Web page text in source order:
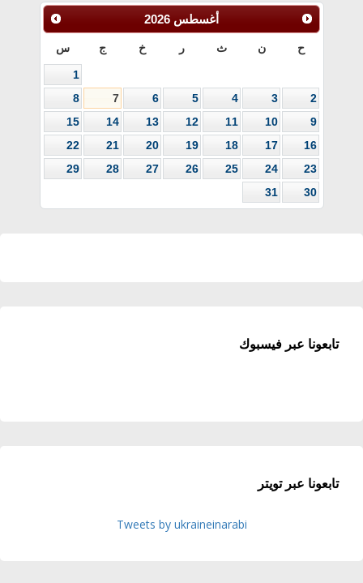
أغسطس 2026
ح ن ث ر خ ج س
1
2
3
4
5
6
7
8
9
10
11
12
13
14
15
16
17
18
19
20
21
22
23
24
25
26
27
28
29
30
31
تابعونا عبر فيسبوك
تابعونا عبر تويتر
Tweets by ukraineinarabi